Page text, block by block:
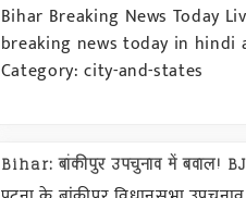
Bihar Breaking News Today
breaking news today in hindi
Category: city-and-states
Bihar: बांकीपुर उपचुनाव में बवाल!